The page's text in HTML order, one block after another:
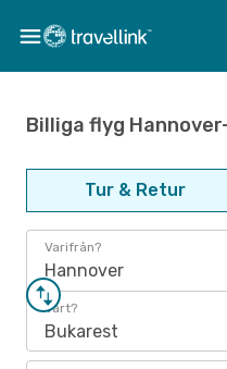
Billiga flyg
Tur & Retur
Varifrån?
Hannover
Vart?
Bukarest